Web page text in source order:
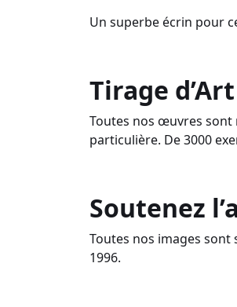
Un superbe écrin pour
Tirage
Toutes nos œuvres sont
particulière. De 3000
Soutenez
Toutes nos images
1996.